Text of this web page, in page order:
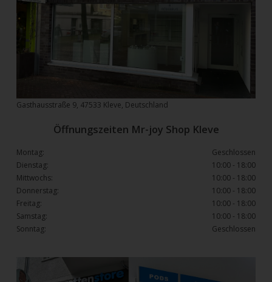
Gasthausstraße 9, 47533 Kleve, Deutschland
Öffnungszeiten Mr-joy Shop Kleve
Montag:
Geschlossen
Dienstag:
10:00 - 18:00
Mittwochs:
10:00 - 18:00
Donnerstag:
10:00 - 18:00
Freitag:
10:00 - 18:00
Samstag:
10:00 - 18:00
Sonntag:
Geschlossen